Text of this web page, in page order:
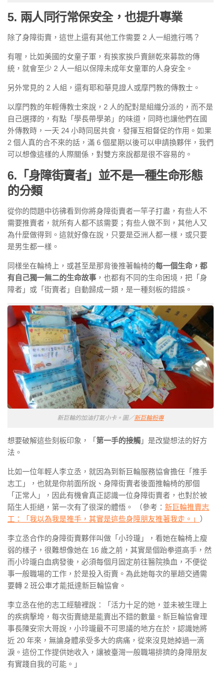
5. 兩人同行常保安全，也提升專業
除了身障街賣，這世上還有其他工作需要 2 人一組進行嗎？
有喔，比如美國的女童子軍，有挨家挨戶賣餅乾來募款的傳
統，就會至少 2 人一組以保障未成年女童軍的人身安全。
另外常見的 2 人組，還有耶和華見證人或摩門教的傳教士。
以摩門教的年輕傳教士來說，2 人的配對是組織分派的，而不是
自己選擇的，有點「學長帶學弟」的味道，同時也讓他們在國
外傳教時，一天 24 小時同居共食，發揮互相督促的作用。如果
2 個人真的合不來的話，滿 6 個星期以後可以申請換夥伴，我們
可以想像這樣的人際關係，對雙方來說都是很不容易的。
6.「身障街賣者」並不是一種生命形態
的分類
從你的問題中彷彿看到你將身障街賣者一竿子打盡，有些人不
需要推賣者，就所有人都不該需要；有些人做不到，其他人又
為什麼做得到。這就好像在說，只要是亞洲人都一樣，或只要
是男生都一樣。
同樣坐在輪椅上，或甚至是那背後推著輪椅的每一個生命，都
有自己獨一無二的生命故事 ，也都有不同的生命困境，把「身
障者」或「街賣者」自動歸成一類，是一種刻板的錯誤。
新巨輪的加油打氣小卡。圖／新巨輪粉專
想要破解這些刻板印象，「 第一手的接觸 」是改變想法的好方
法。
比如一位年輕人李立丞，就因為到新巨輪服務協會擔任「推手
志工」，也就是你前面所說、身障街賣者後面推輪椅的那個
「正常人」，因此有機會真正認識一位身障街賣者，也對於被
陌生人拒絕，第一次有了很深的體悟。 （參考： 新巨輪推賣志
工：「我以為我是推手，其實是這些身障朋友推著我走。」 ）
李立丞合作的身障街賣夥伴叫做「小玲瓏」，看她在輪椅上瘦
弱的樣子，很難想像她在 16 歲之前，其實是個跆拳道高手，然
而小玲瓏白血病發後，必須每個月固定前往醫院換血，不便從
事一般職場的工作，於是投入街賣。為此她每次的單趟交通需
要轉 2 班公車才能抵達新巨輪協會。
李立丞在他的志工經驗裡說：「活力十足的她，並未被生理上
的疾病擊垮，每次街賣總是能賣出不錯的數量。新巨輪協會理
事長陳安宗大哥說，小玲瓏最不可思議的地方在於，認識她將
近 20 年來，無論身體承受多大的病痛，從來沒見她掉過一滴
淚。這份工作提供她收入，讓被臺灣一般職場排擠的身障朋友
有實踐自我的可能。」